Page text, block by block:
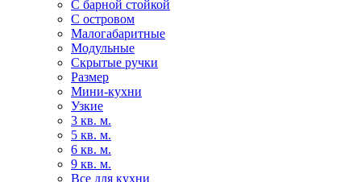
С барной стойкой
С островом
Малогабаритные
Модульные
Скрытые ручки
Размер
Мини-кухни
Узкие
3 кв. м.
5 кв. м.
6 кв. м.
9 кв. м.
Все для кухни